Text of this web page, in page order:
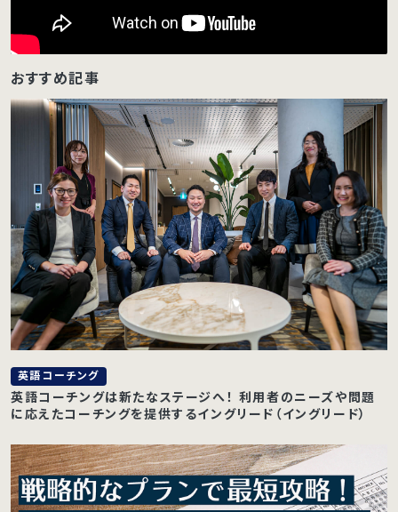
おすすめ記事
英語コーチング
英語コーチングは新たなステージへ！ 利用者のニーズや問題
に応えたコーチングを提供するイングリード（イングリード）